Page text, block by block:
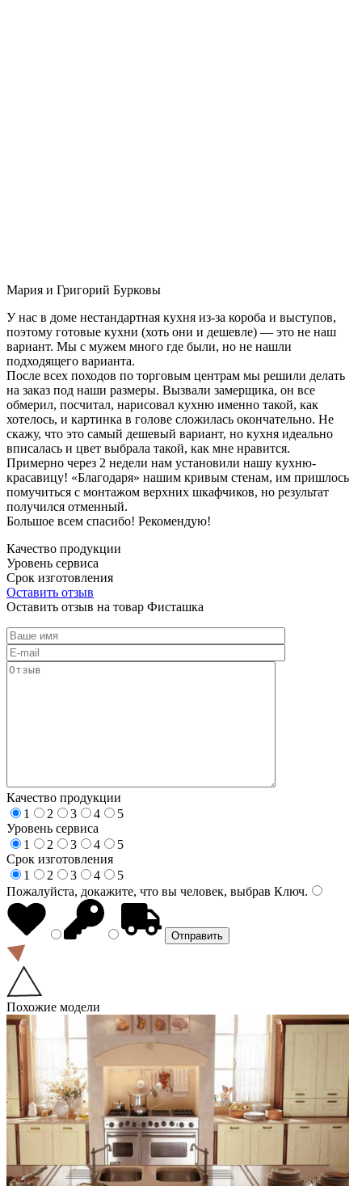
Мария и Григорий Бурковы
У нас в доме нестандартная кухня из-за короба и выступов,
поэтому готовые кухни (хоть они и дешевле) — это не наш
вариант. Мы с мужем много где были, но не нашли
подходящего варианта.
После всех походов по торговым центрам мы решили делать
на заказ под наши размеры. Вызвали замерщика, он все
обмерил, посчитал, нарисовал кухню именно такой, как
хотелось, и картинка в голове сложилась окончательно. Не
скажу, что это самый дешевый вариант, но кухня идеально
вписалась и цвет выбрала такой, как мне нравится.
Примерно через 2 недели нам установили нашу кухню-
красавицу! «Благодаря» нашим кривым стенам, им пришлось
помучиться с монтажом верхних шкафчиков, но результат
получился отменный.
Большое всем спасибо! Рекомендую!
Качество продукции
Уровень сервиса
Срок изготовления
Оставить отзыв
Оставить отзыв на товар Фисташка
Качество продукции
1
2 3 4
5
Уровень сервиса
1
2 3 4
5
Срок изготовления
1
2 3 4
5
Пожалуйста, докажите, что вы человек, выбрав Ключ.
Похожие модели